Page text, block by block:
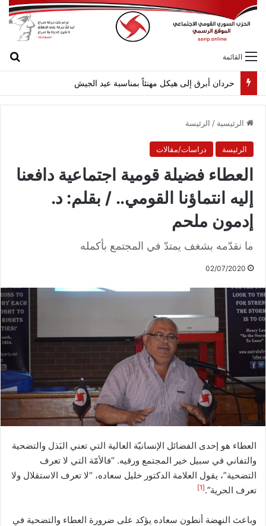
القائمة
حردان أبرق إلى هيكل مهنئاً بمناسبة عيد الجيش
الرئيسية / الرئيسة
الرئيسة دراسات/مقالات
العطاء فضيلة قومية اجتماعية دافعنا
إليه انتماؤنا القومي.. / بقلم: د.
إدمون ملحم
ما نقدّمه بشغف يمتدّ في المجتمع بأكمله
02/07/2020
العطاء هو إحدى الفضائل الإنسانيّة العالية التي تعني البَذل والتضحية
والتفاني في سبيل خير المجتمع ورقيه. “فالأمّة التي لا تعرف
التضحية”، يقول العلامة الدكتور خليل سعاده، “لا تعرف الاستقلال ولا
تعرف الحرية”.[1]
وباعث النهضة أنطون سعاده يؤكد على ضرورة العطاء والتضحية في